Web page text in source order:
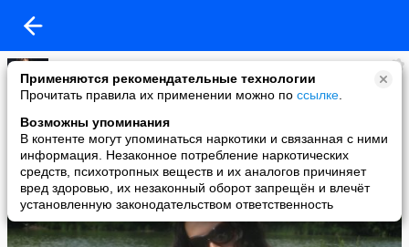
Применяются рекомендательные технологии
Прочитать правила их применении можно по ссылке
Возможны упоминания
В контенте могут упоминаться наркотики и связанная с ними
информация. Незаконное потребление наркотических
средств, психотропных веществ и их аналогов причиняет
вред здоровью, их незаконный оборот запрещён и влечёт
установленную законодательством ответственность
Лилия Русина
added a photo
01 Nov в 23:05